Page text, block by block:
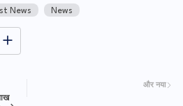
News News
और नया